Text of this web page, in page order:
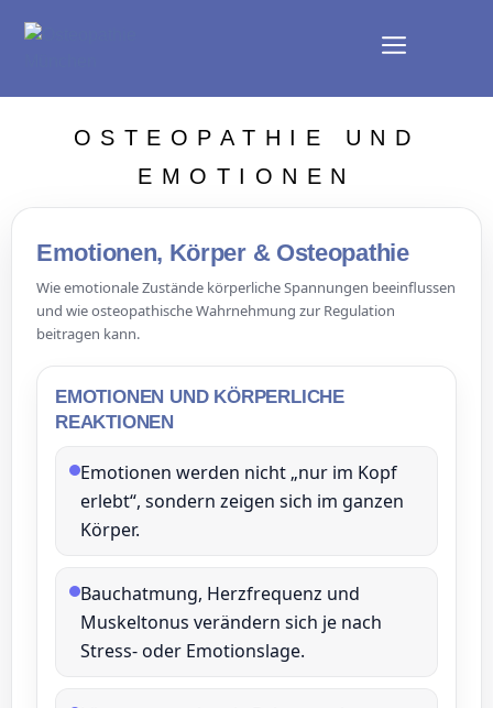
OSTEOPATHIE UND
EMOTIONEN
Emotionen, Körper & Osteopathie
Wie emotionale Zustände körperliche Spannungen beeinflussen
und wie osteopathische Wahrnehmung zur Regulation
beitragen kann.
EMOTIONEN UND KÖRPERLICHE
REAKTIONEN
Emotionen werden nicht „nur im Kopf
erlebt“, sondern zeigen sich im ganzen
Körper.
Bauchatmung, Herzfrequenz und
Muskeltonus verändern sich je nach
Stress‑ oder Emotionslage.